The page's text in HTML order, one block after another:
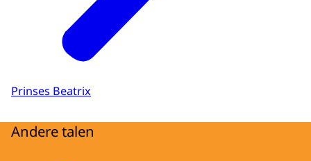
Prinses Beatrix
Andere talen